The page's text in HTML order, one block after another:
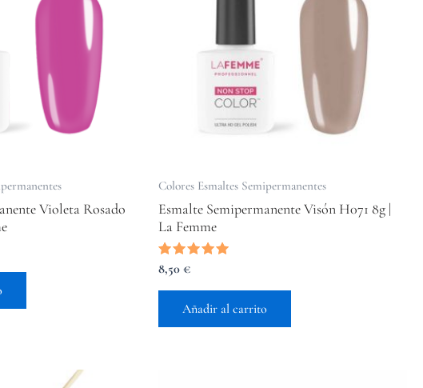
Violeta Rosado
Colores Esmaltes Semipermanentes
Esmalte Semipermanente Visón H071 8g |
La Femme
Valorado
con
5.00
8,50 €
Añadir al carrito